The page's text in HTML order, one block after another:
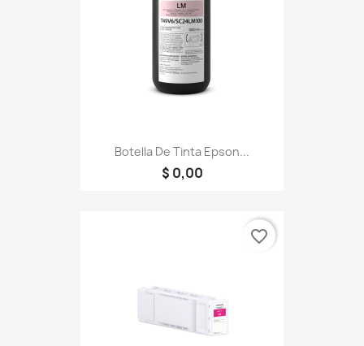
Botella De Tinta Epson...
$ 0,00
favorite_border